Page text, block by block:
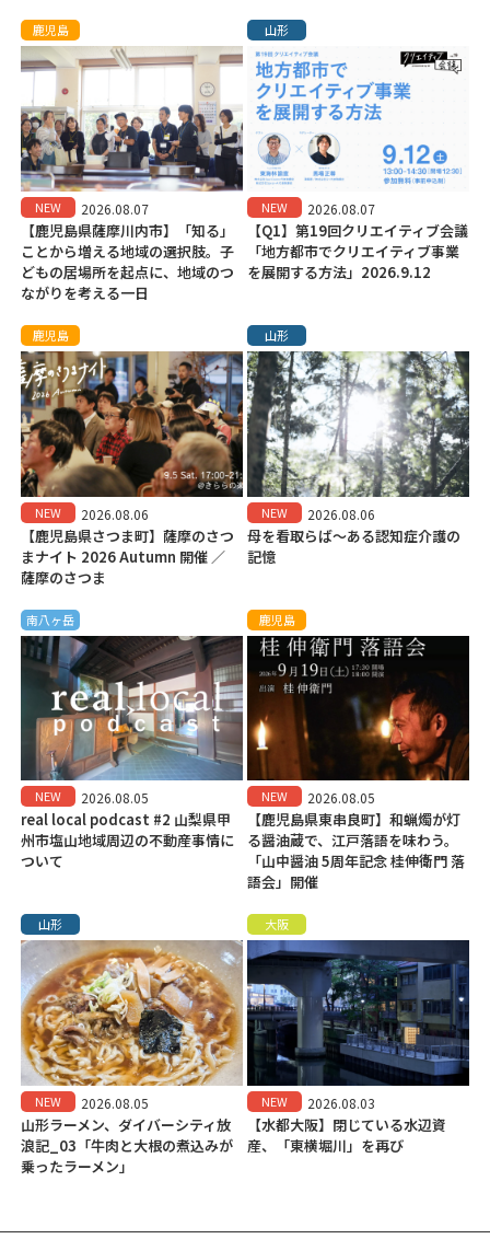
鹿児島
NEW 2026.08.07
【鹿児島県薩摩川内市】「知る」
ことから増える地域の選択肢。子
どもの居場所を起点に、地域のつ
ながりを考える一日
山形
NEW 2026.08.07
【Q1】第19回クリエイティブ会議
「地方都市でクリエイティブ事業
を展開する方法」2026.9.12
鹿児島
NEW 2026.08.06
【鹿児島県さつま町】薩摩のさつ
まナイト 2026 Autumn 開催 ／
薩摩のさつま
山形
NEW 2026.08.06
母を看取らば～ある認知症介護の
記憶
南八ヶ岳
NEW 2026.08.05
real local podcast #2 山梨県甲
州市塩山地域周辺の不動産事情に
ついて
鹿児島
NEW 2026.08.05
【鹿児島県東串良町】和蝋燭が灯
る醤油蔵で、江戸落語を味わう。
「山中醤油 5周年記念 桂伸衛門 落
語会」開催
山形
NEW 2026.08.05
山形ラーメン、ダイバーシティ放
浪記_03「牛肉と大根の煮込みが
乗ったラーメン」
大阪
NEW 2026.08.03
【水都大阪】閉じている水辺資
産、「東横堀川」を再び